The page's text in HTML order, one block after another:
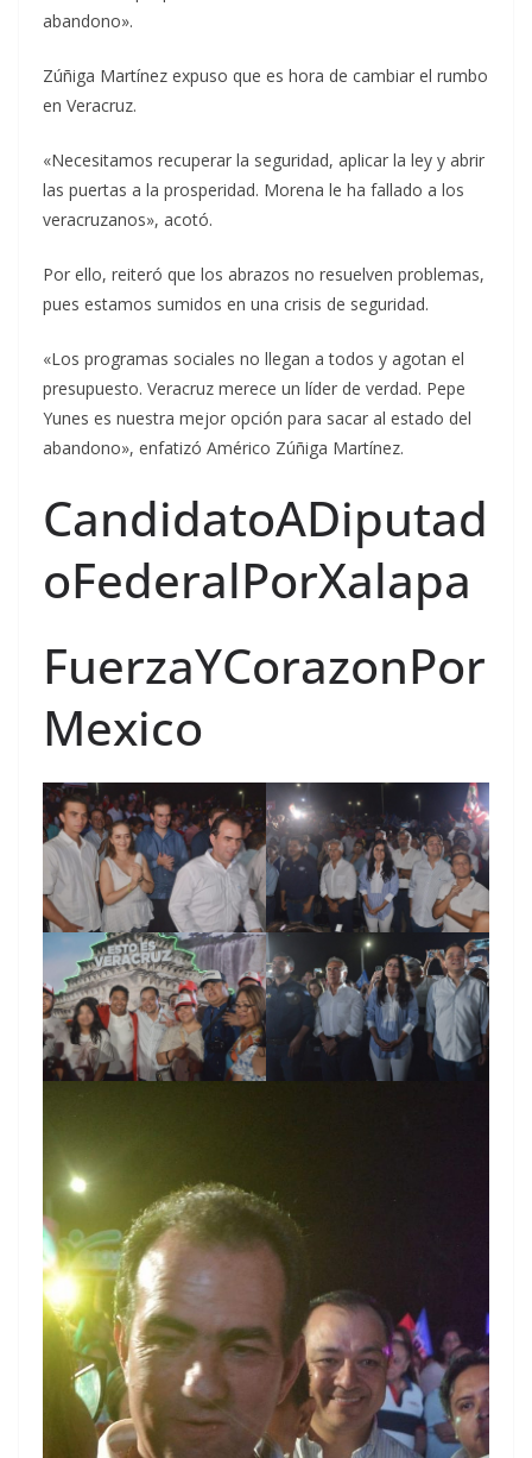
abandono».
Zúñiga Martínez expuso que es hora de cambiar el rumbo
en Veracruz.
«Necesitamos recuperar la seguridad, aplicar la ley y abrir
las puertas a la prosperidad. Morena le ha fallado a los
veracruzanos», acotó.
Por ello, reiteró que los abrazos no resuelven problemas,
pues estamos sumidos en una crisis de seguridad.
«Los programas sociales no llegan a todos y agotan el
presupuesto. Veracruz merece un líder de verdad. Pepe
Yunes es nuestra mejor opción para sacar al estado del
abandono», enfatizó Américo Zúñiga Martínez.
CandidatoADiputad
oFederalPorXalapa
FuerzaYCorazonPor
Mexico